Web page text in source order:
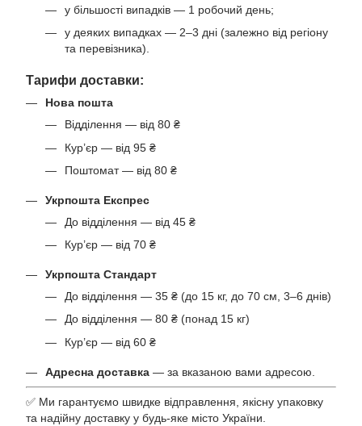
у більшості випадків — 1 робочий день;
у деяких випадках — 2–3 дні (залежно від регіону
та перевізника).
Тарифи доставки:
Нова пошта
Відділення — від 80 ₴
Кур’єр — від 95 ₴
Поштомат — від 80 ₴
Укрпошта Експрес
До відділення — від 45 ₴
Кур’єр — від 70 ₴
Укрпошта Стандарт
До відділення — 35 ₴ (до 15 кг, до 70 см, 3–6 днів)
До відділення — 80 ₴ (понад 15 кг)
Кур’єр — від 60 ₴
Адресна доставка — за вказаною вами адресою.
✅ Ми гарантуємо швидке відправлення, якісну упаковку
та надійну доставку у будь-яке місто України.